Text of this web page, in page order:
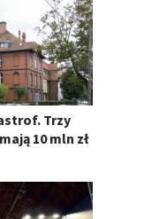
Trzy
10 mln zł